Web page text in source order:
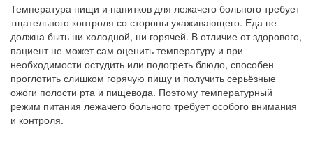
Температура пищи и напитков для лежачего больного требует
тщательного контроля со стороны ухаживающего. Еда не
должна быть ни холодной, ни горячей. В отличие от здорового,
пациент не может сам оценить температуру и при
необходимости остудить или подогреть блюдо, способен
проглотить слишком горячую пищу и получить серьёзные
ожоги полости рта и пищевода. Поэтому температурный
режим питания лежачего больного требует особого внимания
и контроля.